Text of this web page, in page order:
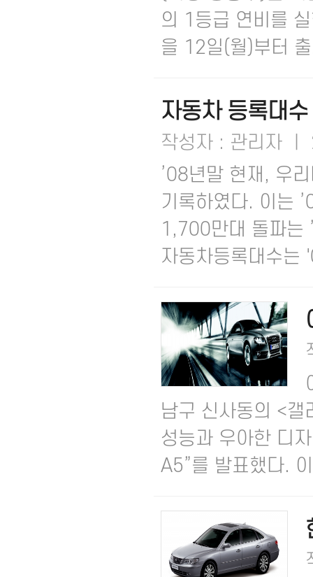
의 1등급 연비를
을 12일(월)부터
자동차 등록대
작성자 : 관리자
’08년말 현재, 우
기록하였다. 이는
1,700만대 돌파는
자동차등록대수는
남구 신사동의 <갤
성능과 우아한 디
A5”를 발표했다.